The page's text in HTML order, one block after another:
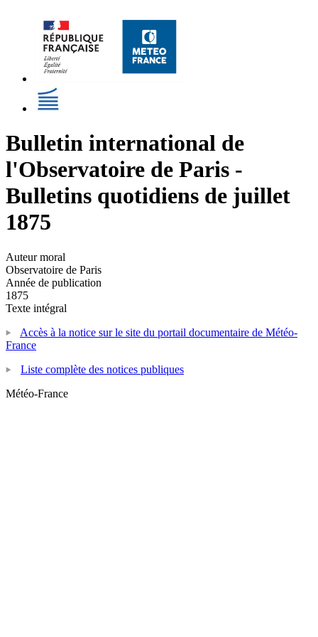
Bulletin international de
l'Observatoire de Paris -
Bulletins quotidiens de juillet
1875
Auteur moral
Observatoire de Paris
Année de publication
1875
Texte intégral
Accès à la notice sur le site du portail documentaire de Météo-
France
Liste complète des notices publiques
Météo-France